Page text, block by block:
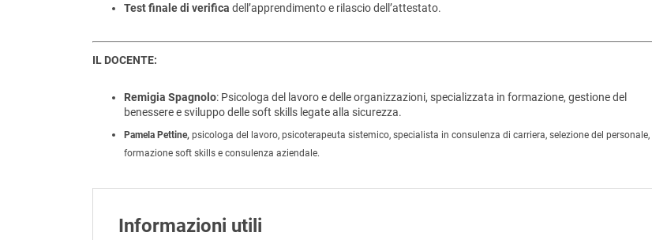
Test finale di verifica dell’apprendimento e rilascio dell’attestato.
IL DOCENTE:
Remigia Spagnolo: Psicologa del lavoro e delle organizzazioni, specializzata in formazione, gestione del
benessere e sviluppo delle soft skills legate alla sicurezza.
Pamela Pettine, psicologa del lavoro, psicoterapeuta sistemico, specialista in consulenza di carriera, selezione del personale,
formazione soft skills e consulenza aziendale.
Informazioni utili